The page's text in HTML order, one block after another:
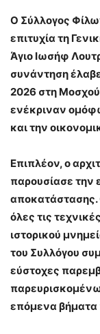
Ο Σύλλογος
επιτυχία τη
Άγιο Ιωσήφ
συνάντηση
2026 στη
ενέκριναν
και την
Επιπλέον, ο
παρουσίασε την
αποκατάστασης.
όλες τις
ιστορικού
του Συλλόγου
εύστοχες
επόμενα βήματα